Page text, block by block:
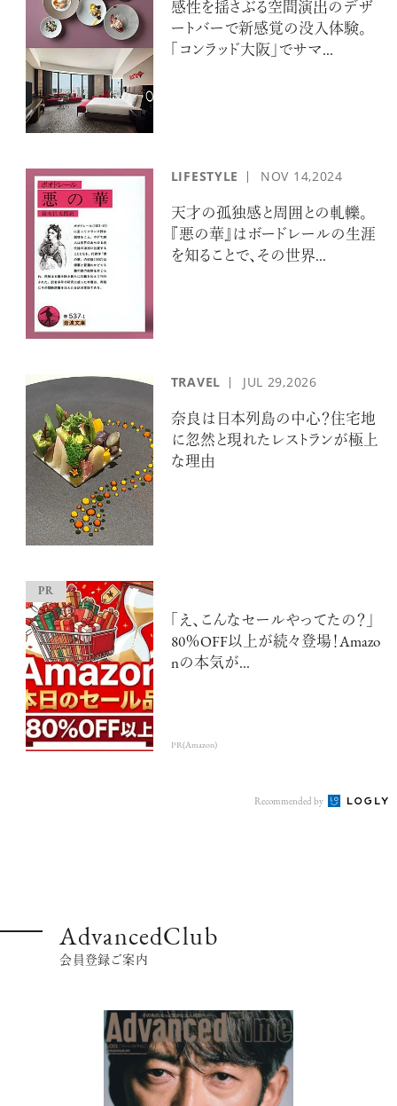
感性を揺さぶる空間演出のデザ
ートバーで新感覚の没入体験。
「コンラッド大阪」でサマ...
LIFESTYLE NOV 14,2024
天才の孤独感と周囲との軋轢。
『悪の華』はボードレールの生涯
を知ることで、その世界...
TRAVEL JUL 29,2026
奈良は日本列島の中心？住宅地
に忽然と現れたレストランが極上
な理由
「え、こんなセールやってたの？」
80％OFF以上が続々登場！Amazo
nの本気が...
PR(Amazon)
Recommended by
AdvancedClub
会員登録ご案内